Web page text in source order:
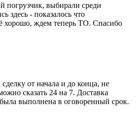
погрузчик, выбирали среди
здесь - показалось что
хорошо, ждем теперь ТО. Спасибо
от начала и до конца, не
сказать 24 на 7. Доставка
была выполнена в оговоренный срок.